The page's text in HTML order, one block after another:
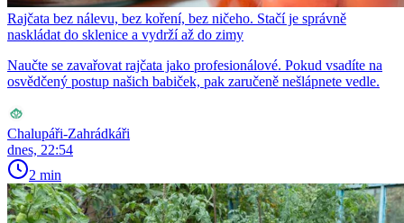
Rajčata bez nálevu, bez koření, bez ničeho. Stačí je správně
naskládat do sklenice a vydrží až do zimy
Naučte se zavařovat rajčata jako profesionálové. Pokud vsadíte na
osvědčený postup našich babiček, pak zaručeně nešlápnete vedle.
Chalupáři-Zahrádkáři
dnes, 22:54
2 min